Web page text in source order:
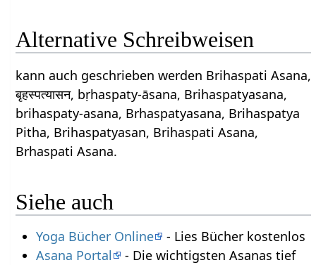
Alternative Schreibweisen
kann auch geschrieben werden Brihaspati Asana,
बृहस्पत्यासन, bṛhaspaty-āsana, Brihaspatyasana,
brihaspaty-asana, Brhaspatyasana, Brihaspatya
Pitha, Brihaspatyasan, Brihaspati Asana,
Brhaspati Asana.
Siehe auch
Yoga Bücher Online
- Lies Bücher kostenlos
Asana Portal
- Die wichtigsten Asanas tief